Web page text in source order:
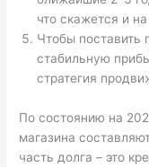
что скажется и
Чтобы поставить
стабильную
стратегия
По состоянию на
магазина
часть долга – это